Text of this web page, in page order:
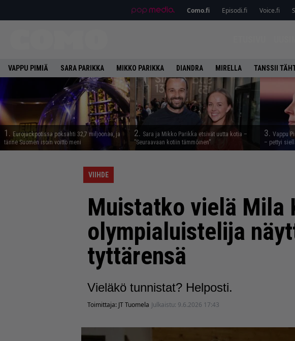
Como.fi Episodi.fi Voice.fi
VAPPU PIMIÄ SARA PARIKKA MIKKO PARIKKA DIANDRA MIRELLA TANSSII
1. Eurojackpotissa poksahti 32,7 miljoonaa, ja
tänne Suomen isoin voitto meni
2. Sara ja Mikko Parikka etsivät uutta kotia –
”Seuraavaan kotiin tämmöinen”
3. Vappu
– pettyi
VIIHDE
Muistatko vielä Mila
olympialuistelija
tyttärensä
Vieläkö tunnistat? Helposti.
Toimittaja: JT Tuomela Julkaistu: 9.6.2026 17:43